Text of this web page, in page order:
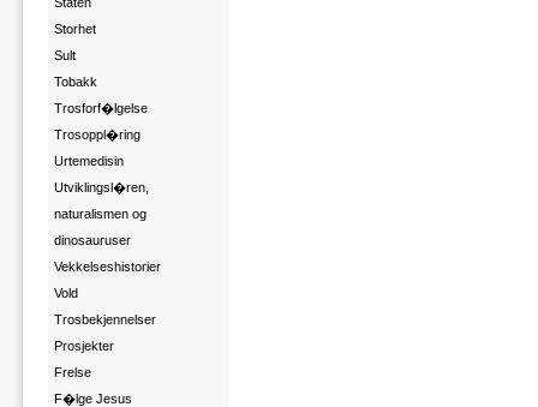
Storhet
Sult
Tobakk
Trosforf�lgelse
Trosoppl�ring
Urtemedisin
Utviklingsl�ren,
naturalismen og
dinosauruser
Vekkelseshistorier
Vold
Trosbekjennelser
Prosjekter
Frelse
F�lge Jesus